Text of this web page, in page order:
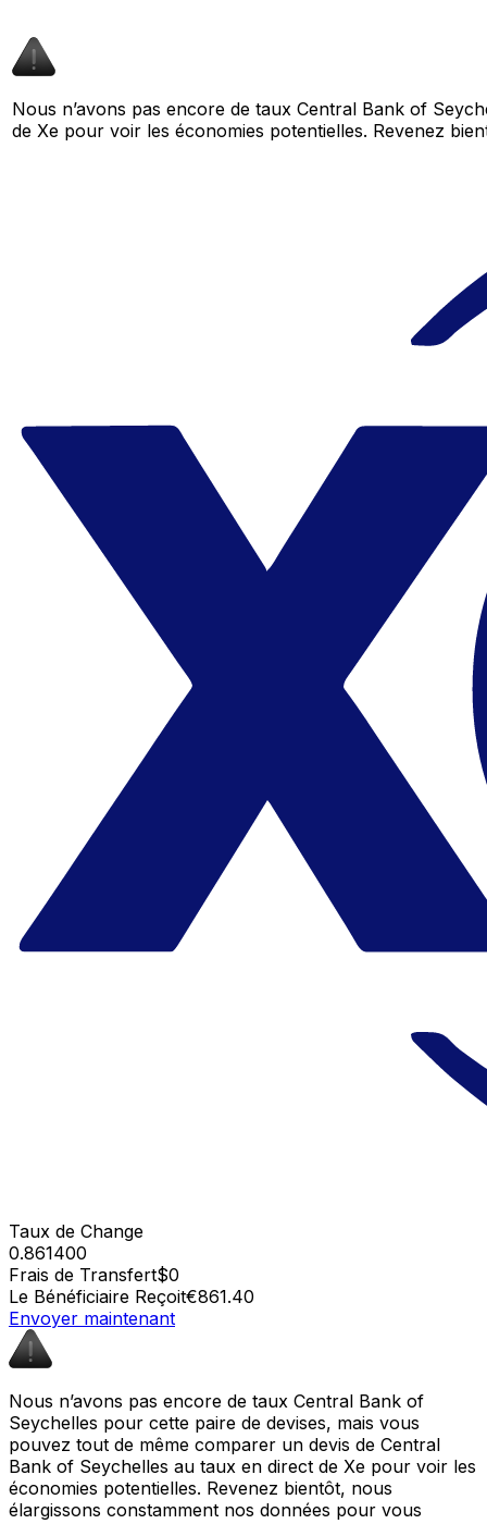
Nous n’avons pas encore de taux Central Bank of
de Xe pour voir les économies potentielles. Revenez
Taux de Change
0.861400
Frais de Transfert$0
Le Bénéficiaire Reçoit€861.40
Envoyer maintenant
Nous n’avons pas encore de taux Central Bank of
Seychelles pour cette paire de devises, mais vous
pouvez tout de même comparer un devis de Central
Bank of Seychelles au taux en direct de Xe pour voir les
économies potentielles. Revenez bientôt, nous
élargissons constamment nos données pour vous